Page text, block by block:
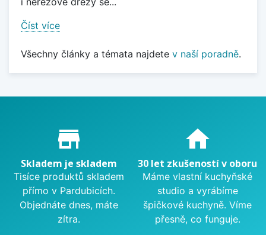
Číst více
Všechny články a témata najdete v naší poradně.
Proč nakupovat u nás?
store_mall_directory
Skladem je skladem
Tisíce produktů skladem
přímo v Pardubicích.
Objednáte dnes, máte
zítra.
home
30 let zkušeností v oboru
Máme vlastní kuchyňské
studio a vyrábíme
špičkové kuchyně. Víme
přesně, co funguje.